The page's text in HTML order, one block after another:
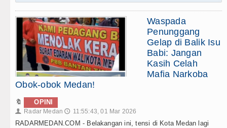
Waspada
Penunggang
Gelap di Balik Isu
Babi: Jangan
Kasih Celah
Mafia Narkoba
Obok-obok Medan!
🔖 OPINI
👤 Radar Medan 🕔 11:55:43, 01 Mar 2026
RADARMEDAN.COM - Belakangan ini, tensi di Kota Medan lagi